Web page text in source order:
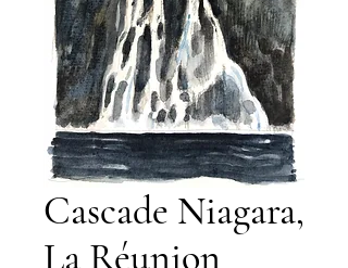
Cascade Niagara,
La Réunion